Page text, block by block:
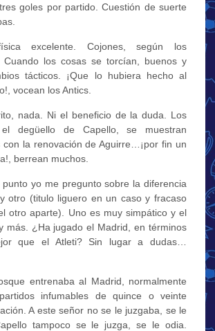
goles por partido. Cuestión de suerte
excelente. Cojones, según los
Cuando los cosas se torcían, buenos y
tácticos. ¡Que lo hubiera hecho al
vocean los Antics.
nada. Ni el beneficio de la duda. Los
degüello de Capello, se muestran
con la renovación de Aguirre…¡por fin un
berrean muchos.
yo me pregunto sobre la diferencia
otro (titulo liguero en un caso y fracaso
otro aparte). Uno es muy simpático y el
más. ¿Ha jugado el Madrid, en términos
que el Atleti? Sin lugar a dudas…
entrenaba al Madrid, normalmente
infumables de quince o veinte
A este señor no se le juzgaba, se le
tampoco se le juzga, se le odia.